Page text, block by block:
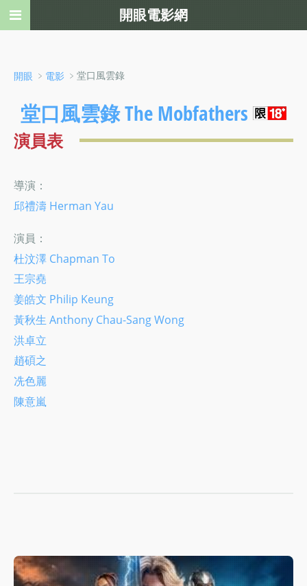
開眼 ﹥ 電影 ﹥堂口風雲錄
堂口風雲錄 The Mobfathers
演員表
導演：
邱禮濤 Herman Yau
演員：
杜汶澤 Chapman To
王宗堯
姜皓文 Philip Keung
黃秋生 Anthony Chau-Sang Wong
洪卓立
趙碩之
冼色麗
陳意嵐
開眼電影網